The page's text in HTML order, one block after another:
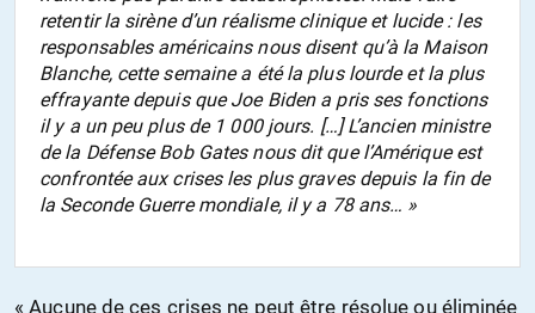
retentir la sirène d’un réalisme clinique et lucide : les
responsables américains nous disent qu’à la Maison
Blanche, cette semaine a été la plus lourde et la plus
effrayante depuis que Joe Biden a pris ses fonctions
il y a un peu plus de 1 000 jours. […] L’ancien ministre
de la Défense Bob Gates nous dit que l’Amérique est
confrontée aux crises les plus graves depuis la fin de
la Seconde Guerre mondiale, il y a 78 ans… »
« Aucune de ces crises ne peut être résolue ou éliminée